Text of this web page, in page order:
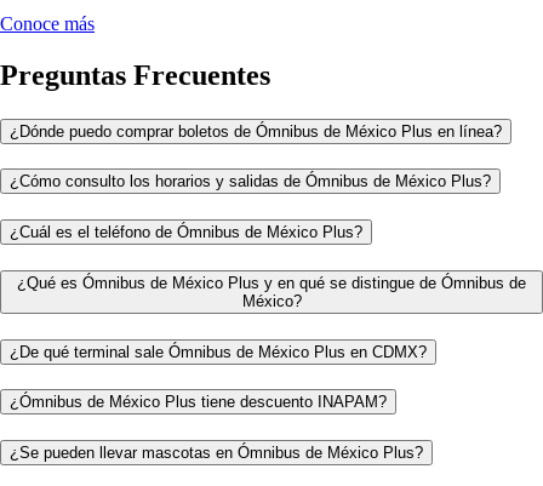
Conoce más
Preguntas Frecuentes
¿Dónde puedo comprar boletos de Ómnibus de México Plus en línea?
¿Cómo consulto los horarios y salidas de Ómnibus de México Plus?
¿Cuál es el teléfono de Ómnibus de México Plus?
¿Qué es Ómnibus de México Plus y en qué se distingue de Ómnibus de
México?
¿De qué terminal sale Ómnibus de México Plus en CDMX?
¿Ómnibus de México Plus tiene descuento INAPAM?
¿Se pueden llevar mascotas en Ómnibus de México Plus?